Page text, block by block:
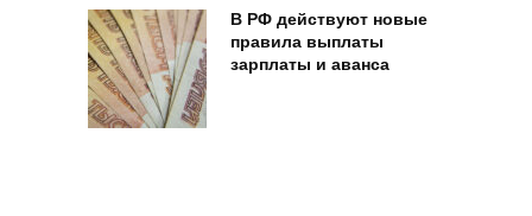
В РФ действуют новые
правила выплаты
зарплаты и аванса